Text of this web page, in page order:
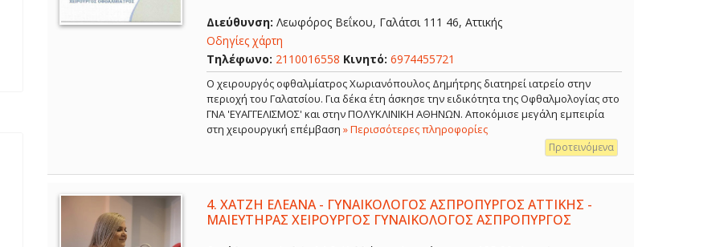
Διεύθυνση: Λεωφόρος Βεΐκου, Γαλάτσι 111 46, Αττικής
Οδηγίες χάρτη
Τηλέφωνο: 2110016558 Κινητό: 6974455721
Ο χειρουργός οφθαλμίατρος Χωριανόπουλος Δημήτρης διατηρεί ιατρείο στην
περιοχή του Γαλατσίου. Για δέκα έτη άσκησε την ειδικότητα της Οφθαλμολογίας στο
ΓΝΑ 'ΕΥΑΓΓΕΛΙΣΜΟΣ' και στην ΠΟΛΥΚΛΙΝΙΚΗ ΑΘΗΝΩΝ. Αποκόμισε μεγάλη εμπειρία
στη χειρουργική επέμβαση » Περισσότερες πληροφορίες
Προτεινόμενα
4. ΧΑΤΖΗ ΕΛΕΑΝΑ - ΓΥΝΑΙΚΟΛΟΓΟΣ ΑΣΠΡΟΠΥΡΓΟΣ ΑΤΤΙΚΗΣ -
ΜΑΙΕΥΤΗΡΑΣ ΧΕΙΡΟΥΡΓΟΣ ΓΥΝΑΙΚΟΛΟΓΟΣ ΑΣΠΡΟΠΥΡΓΟΣ